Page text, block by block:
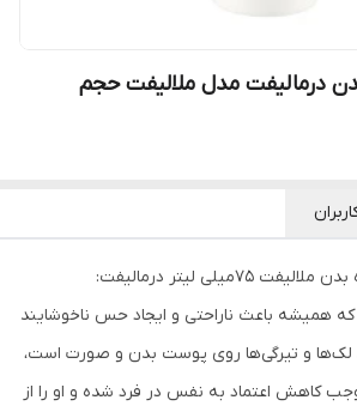
درمالیفت مدل ملالیفت حجم
لیتر درمالیفت:
همیشه باعث ناراحتی و ایجاد حس ناخوشایند
لک‌ها و تیرگی‌ها روی پوست بدن و صورت است،
کاهش اعتماد به نفس در فرد شده و او را از